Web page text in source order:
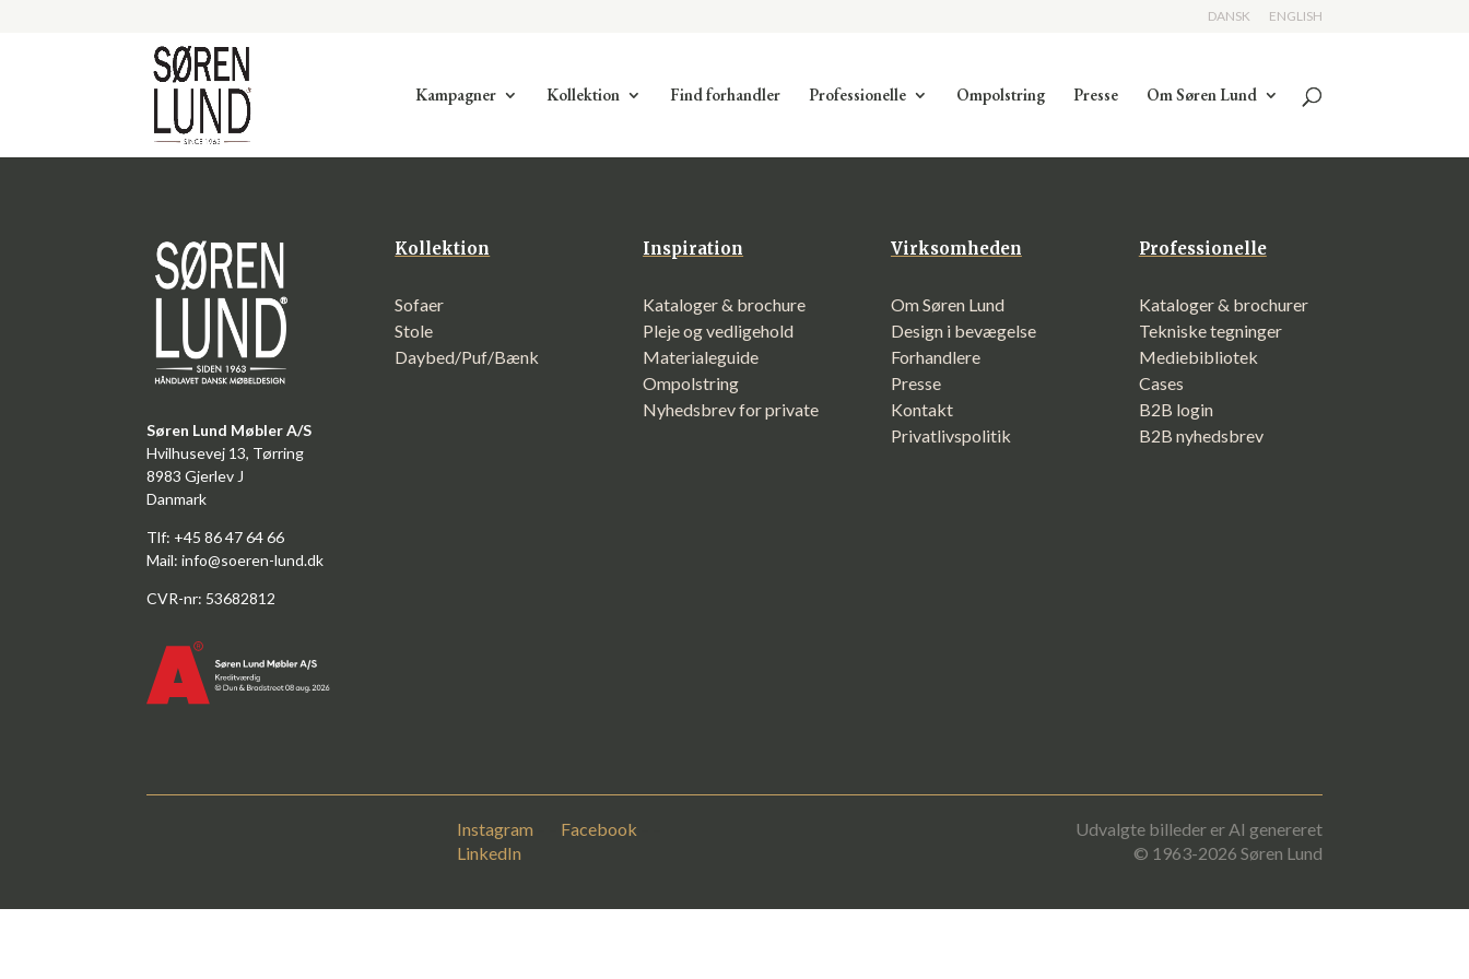
DANSK ENGLISH
Kampagner Kollektion Find forhandler Professionelle Ompolstring Presse Om Søren Lund
Søren Lund Møbler A/S
Hvilhusevej 13, Tørring
8983 Gjerlev J
Danmark
Tlf: +45 86 47 64 66
Mail:info@soeren-lund.dk
CVR-nr: 53682812
Kollektion
Sofaer
Stole
Daybed/Puf/Bænk
Inspiration
Kataloger & brochure
Pleje og vedligehold
Materialeguide
Ompolstring
Nyhedsbrev for private
Virksomheden
Om Søren Lund
Design i bevægelse
Forhandlere
Presse
Kontakt
Privatlivspolitik
Professionelle
Kataloger & brochurer
Tekniske tegninger
Mediebibliotek
Cases
B2B login
B2B nyhedsbrev
Instagram Facebook
LinkedIn
Udvalgte billeder er AI genereret
© 1963-2026 Søren Lund